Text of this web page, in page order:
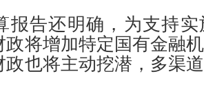
报告还明确，为支持
政将增加特定国有金融
政也将主动挖潜，多渠